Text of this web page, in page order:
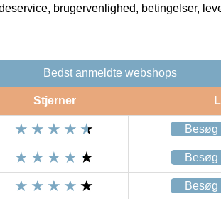
brugervenlighed, betingelser,
Bedst anmeldte webshops
Stjerner
Besøg
Besøg
Besøg